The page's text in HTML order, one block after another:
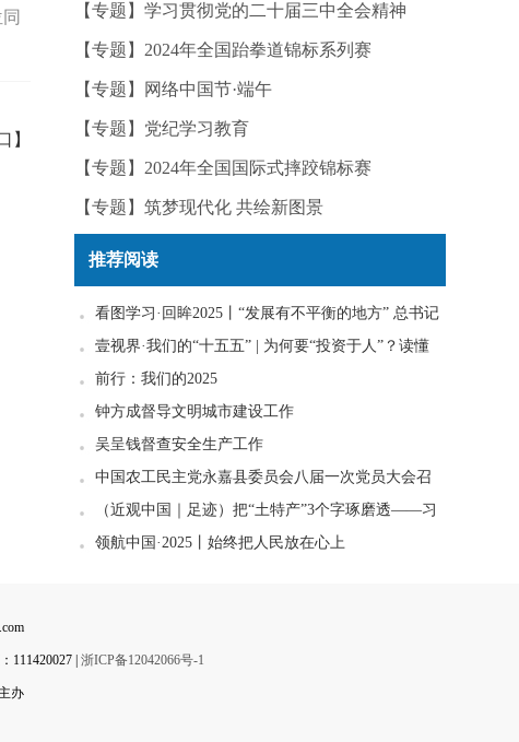
】
【专题】学习贯彻党的二十届三中全会精神
【专题】2024年全国跆拳道锦标系列赛
【专题】网络中国节·端午
【专题】党纪学习教育
【专题】2024年全国国际式摔跤锦标赛
【专题】筑梦现代化 共绘新图景
推荐阅读
看图学习·回眸2025丨“发展有不平衡的地方” 总书记
一直惦念在心
壹视界·我们的“十五五” | 为何要“投资于人”？读懂
政策里的发展密码
前行：我们的2025
钟方成督导文明城市建设工作
吴呈钱督查安全生产工作
中国农工民主党永嘉县委员会八届一次党员大会召
开
（近观中国｜足迹）把“土特产”3个字琢磨透——习
近平走进柚子园
领航中国·2025丨始终把人民放在心上
| 浙ICP备12042066号-1
办